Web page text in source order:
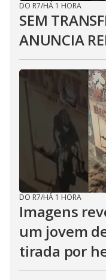
DO R7/HÁ 1 HORA
SEM
ANUNCIA
DO R7/HÁ 1 HORA
Imagens
um jovem
tirada por